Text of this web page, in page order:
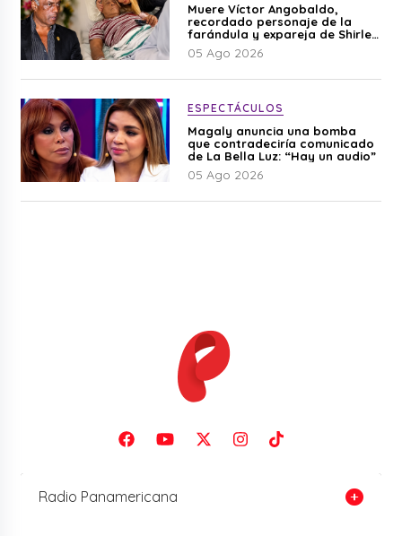
Muere Víctor Angobaldo,
recordado personaje de la
farándula y expareja de Shirley
Cherres
05 Ago 2026
ESPECTÁCULOS
Magaly anuncia una bomba
que contradeciría comunicado
de La Bella Luz: “Hay un audio”
05 Ago 2026
Radio Panamericana